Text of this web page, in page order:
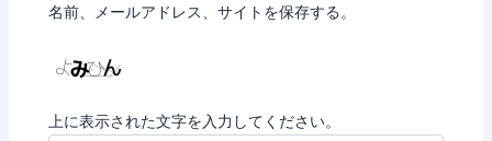
名前、メールアドレス、サイトを保存する。
上に表示された文字を入力してください。